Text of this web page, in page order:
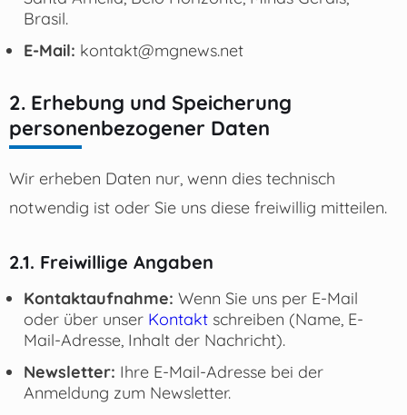
Brasil.
E-Mail: kontakt@mgnews.net
2. Erhebung und Speicherung
personenbezogener Daten
Wir erheben Daten nur, wenn dies technisch
notwendig ist oder Sie uns diese freiwillig mitteilen.
2.1. Freiwillige Angaben
Kontaktaufnahme: Wenn Sie uns per E-Mail
oder über unser Kontaktschreiben (Name, E-
Mail-Adresse, Inhalt der Nachricht).
Newsletter: Ihre E-Mail-Adresse bei der
Anmeldung zum Newsletter.